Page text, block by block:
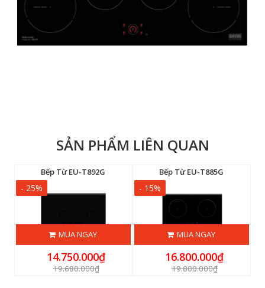
SẢN PHẨM LIÊN QUAN
Bếp Từ EU-T892G
- 25%
MUA NGAY
14.750.000₫
19.680.000₫
Bếp Từ EU-T885G
- 15%
MUA NGAY
16.800.000₫
19.800.000₫